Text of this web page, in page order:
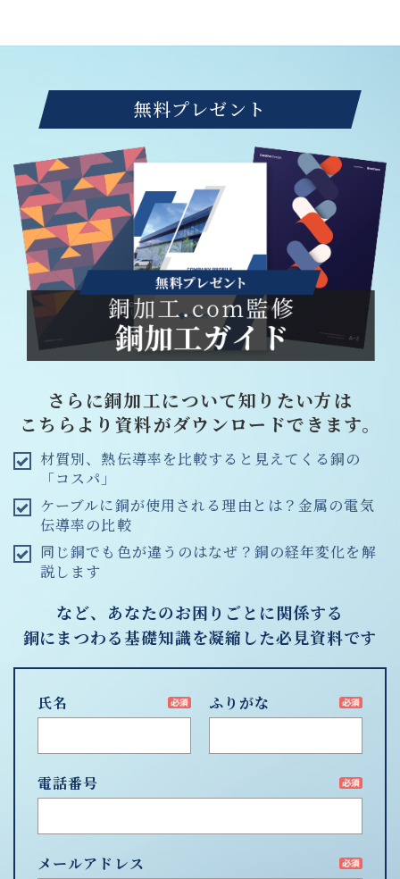
無料プレゼント
さらに銅加工について知りたい方は
こちらより資料がダウンロードできます。
材質別、熱伝導率を比較すると見えてくる銅の
「コスパ」
ケーブルに銅が使用される理由とは？金属の電気
伝導率の比較
同じ銅でも色が違うのはなぜ？銅の経年変化を解
説します
など、あなたのお困りごとに関係する
銅にまつわる基礎知識を凝縮した必見資料です
氏名 ふりがな
電話番号
メールアドレス